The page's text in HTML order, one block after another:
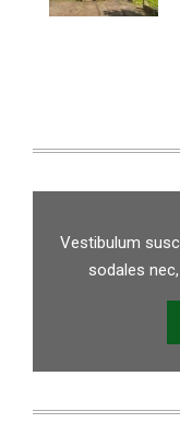
Vestibulum
sodales